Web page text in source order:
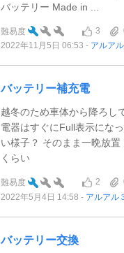
バッテリー Made in ...
難易度 3
2022年11月5日 06:53
アルアル
バッテリー補充電
越冬のため車体から降ろし
電器はすぐにFull表示にな
い様子？ そのまま一晩放
くらい
難易度 2
2022年5月4日 14:58
アルアル
バッテリー交換